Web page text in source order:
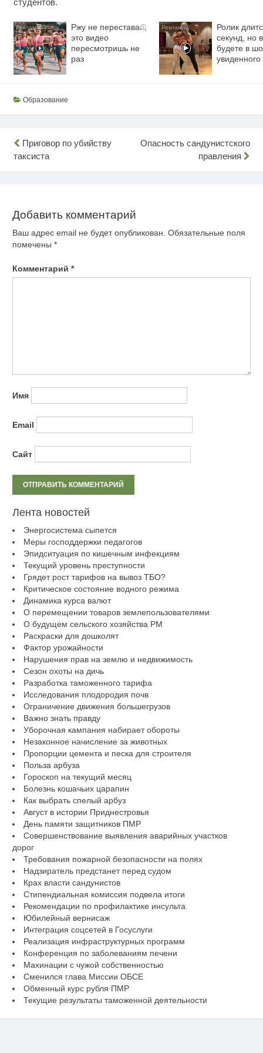
i
Ржу не переставая,
это видео
пересмотришь не
раз
Ролик
секунд, но
будете в
увиденного
Образование
Навигация
по
Приговор по убийству
таксиста
Опасность сандунистского
правления
Добавить комментарий
Ваш адрес email не будет опубликован. Обязательные поля
помечены *
Комментарий *
Имя
Email
Сайт
Лента новостей
Энергосистема сыпется
Меры господдержки педагогов
Эпидситуация по кишечным инфекциям
Текущий уровень преступности
Грядет рост тарифов на вывоз ТБО?
Критическое состояние водного режима
Динамика курса валют
О перемещении товаров землепользователями
О будущем сельского хозяйства РМ
Раскраски для дошколят
Фактор урожайности
Нарушения прав на землю и недвижимость
Сезон охоты на дичь
Разработка таможенного тарифа
Исследования плодородия почв
Ограничение движения большегрузов
Важно знать правду
Уборочная кампания набирает обороты
Незаконное начисление за животных
Пропорции цемента и песка для строителя
Польза арбуза
Гороскоп на текущий месяц
Болезнь кошачьих царапин
Как выбрать спелый арбуз
Август в истории Приднестровья
День памяти защитников ПМР
Совершенствование выявления аварийных участков
дорог
Требования пожарной безопасности на полях
Надзиратель предстанет перед судом
Крах власти сандунистов
Стипендиальная комиссия подвела итоги
Рекомендации по профилактике инсульта
Юбилейный вернисаж
Интеграция соцсетей в Госуслуги
Реализация инфраструктурных программ
Конференция по заболеваниям печени
Махинации с чужой собственностью
Сменился глава Миссии ОБСЕ
Обменный курс рубля ПМР
Текущие результаты таможенной деятельности